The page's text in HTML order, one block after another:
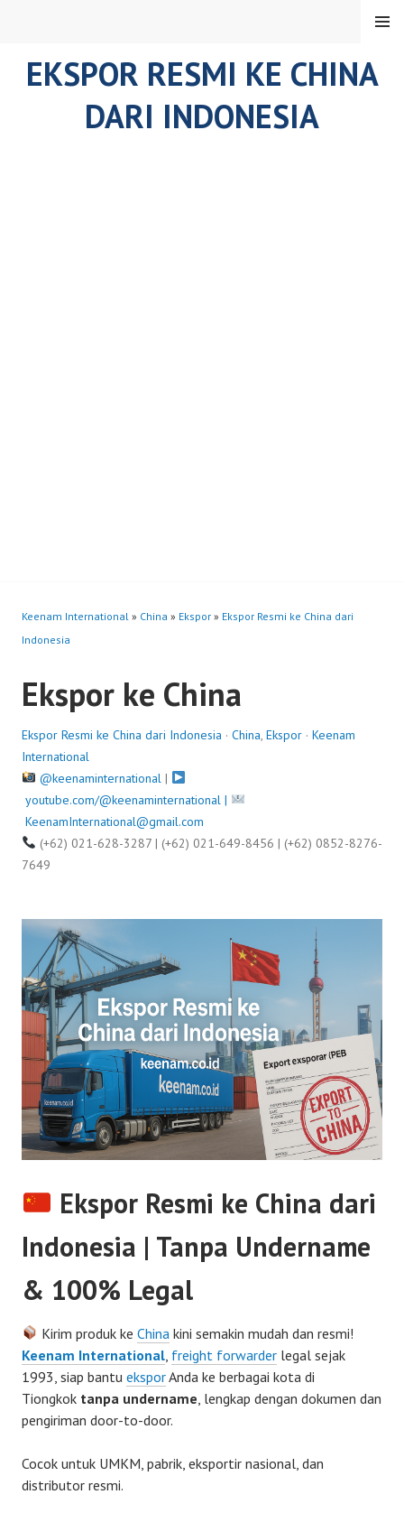
EKSPOR RESMI KE CHINA
DARI INDONESIA
MENU
Keenam International » China » Ekspor » Ekspor Resmi ke China dari
Indonesia
Ekspor ke China
Ekspor Resmi ke China dari Indonesia · China, Ekspor · Keenam
International
@keenaminternational|
youtube.com/@keenaminternational |
KeenamInternational@gmail.com
(+62) 021-628-3287 | (+62) 021-649-8456 | (+62) 0852-8276-
7649
Ekspor Resmi ke China dari
Indonesia | Tanpa Undername
& 100% Legal
Kirim produk keChina kini semakin mudah dan resmi!
Keenam International freight forwarder legal sejak
1993, siap bantu eksporAnda ke berbagai kota di
Tiongkok tanpa undername , lengkap dengan dokumen dan
pengiriman door-to-door.
Cocok untuk UMKM, pabrik, eksportir nasional, dan
distributor resmi.